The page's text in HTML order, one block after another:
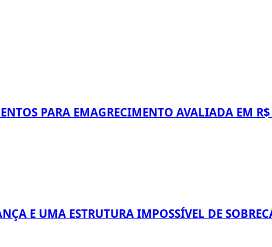
PARA EMAGRECIMENTO AVALIADA EM
E UMA ESTRUTURA IMPOSSÍVEL DE